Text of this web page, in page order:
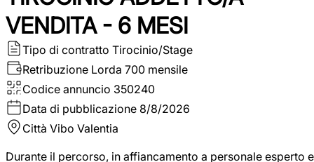
VENDITA - 6 MESI
Tipo di contratto Tirocinio/Stage
Retribuzione Lorda 700 mensile
Codice annuncio 350240
Data di pubblicazione 8/8/2026
Città Vibo Valentia
Durante il percorso, in affiancamento a personale esperto e